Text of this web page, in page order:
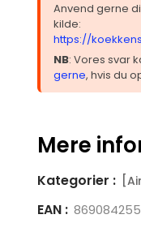
Anvend gerne
kilde:
https://
NB: Vores svar
gerne, hvis du
Mere
Kategorier :
EAN :